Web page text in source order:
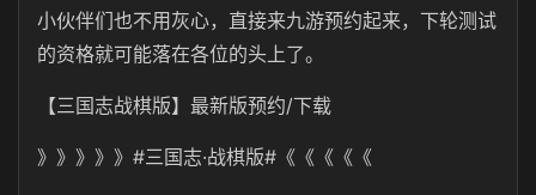
小伙伴们也不用灰心，直接来九游预约起来，下轮测试
的资格就可能落在各位的头上了。
【三国志战棋版】最新版预约/下载
》》》》》#三国志·战棋版#《《《《《